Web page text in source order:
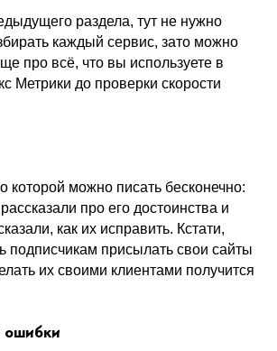
раздела, тут не нужно
каждый сервис, зато можно
про всё, что вы используете в
Метрики до проверки скорости
которой можно писать бесконечно:
про его достоинства и
как их исправить. Кстати,
подписчикам присылать свои сайты
их своими клиентами получится